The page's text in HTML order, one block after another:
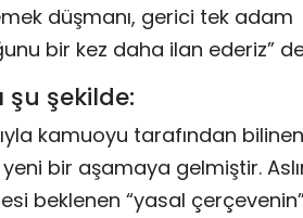
düşmanı, gerici tek adam
bir kez daha ilan ederiz”
şu şekilde:
kamuoyu tarafından bilinen
bir aşamaya gelmiştir.
beklenen “yasal